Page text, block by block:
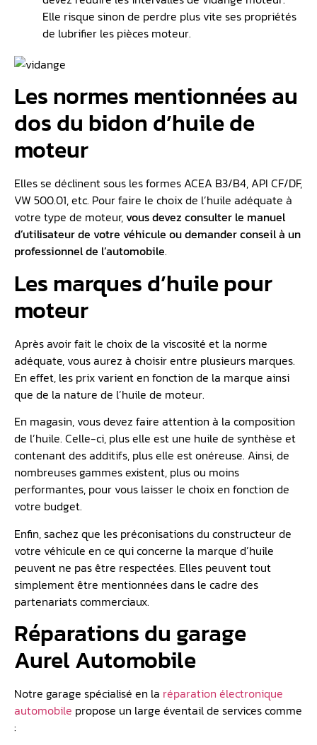
Elle risque sinon de perdre plus vite ses propriétés
de lubrifier les pièces moteur.
Les normes mentionnées au
dos du bidon d’huile de
moteur
Elles se déclinent sous les formes ACEA B3/B4, API CF/DF,
VW 500.01, etc. Pour faire le choix de l’huile adéquate à
votre type de moteur,vous devez consulter le manuel
d’utilisateur de votre véhicule ou demander conseil à un
professionnel de l’automobile.
Les marques d’huile pour
moteur
Après avoir fait le choix de la viscosité et la norme
adéquate, vous aurez à choisir entre plusieurs marques.
En effet, les prix varient en fonction de la marque ainsi
que de la nature de l’huile de moteur.
En magasin, vous devez faire attention à la composition
de l’huile. Celle-ci, plus elle est une huile de synthèse et
contenant des additifs, plus elle est onéreuse. Ainsi, de
nombreuses gammes existent, plus ou moins
performantes, pour vous laisser le choix en fonction de
votre budget.
Enfin, sachez que les préconisations du constructeur de
votre véhicule en ce qui concerne la marque d’huile
peuvent ne pas être respectées. Elles peuvent tout
simplement être mentionnées dans le cadre des
partenariats commerciaux.
Réparations du garage
Aurel Automobile
Notre garage spécialisé en la réparation électronique
automobile propose un large éventail de services comme
: